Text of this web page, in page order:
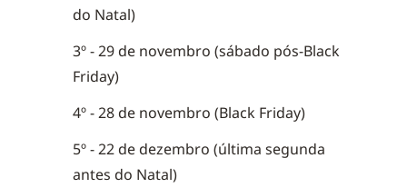
do Natal)
3º - 29 de novembro (sábado pós-Black
Friday)
4º - 28 de novembro (Black Friday)
5º - 22 de dezembro (última segunda
antes do Natal)